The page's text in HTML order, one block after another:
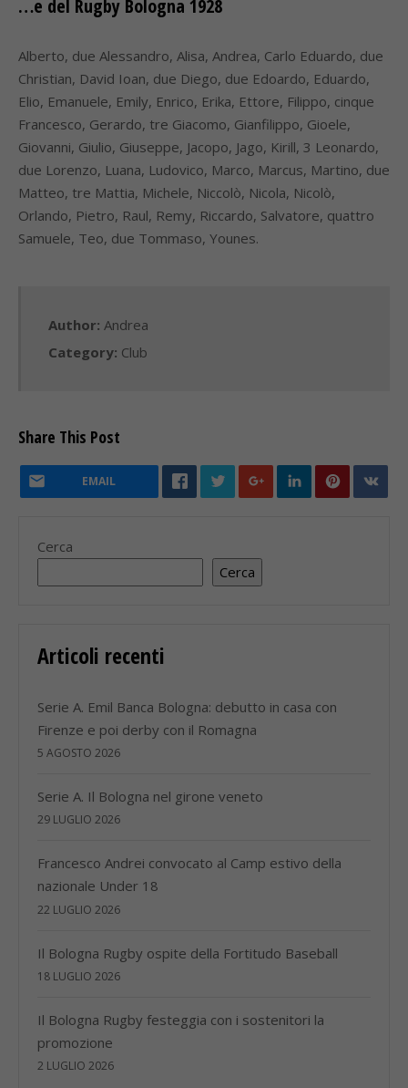
…e del Rugby Bologna 1928
Alberto, due Alessandro, Alisa, Andrea, Carlo Eduardo, due
Christian, David Ioan, due Diego, due Edoardo, Eduardo,
Elio, Emanuele, Emily, Enrico, Erika, Ettore, Filippo, cinque
Francesco, Gerardo, tre Giacomo, Gianfilippo, Gioele,
Giovanni, Giulio, Giuseppe, Jacopo, Jago, Kirill, 3 Leonardo,
due Lorenzo, Luana, Ludovico, Marco, Marcus, Martino, due
Matteo, tre Mattia, Michele, Niccolò, Nicola, Nicolò,
Orlando, Pietro, Raul, Remy, Riccardo, Salvatore, quattro
Samuele, Teo, due Tommaso, Younes.
Author: Andrea
Category: Club
Share This Post
EMAIL
Cerca
Cerca
Articoli recenti
Serie A. Emil Banca Bologna: debutto in casa con
Firenze e poi derby con il Romagna
5 AGOSTO 2026
Serie A. Il Bologna nel girone veneto
29 LUGLIO 2026
Francesco Andrei convocato al Camp estivo della
nazionale Under 18
22 LUGLIO 2026
Il Bologna Rugby ospite della Fortitudo Baseball
18 LUGLIO 2026
Il Bologna Rugby festeggia con i sostenitori la
promozione
2 LUGLIO 2026